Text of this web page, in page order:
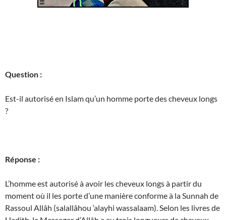
Question :
Est-il autorisé en Islam qu’un homme porte des cheveux longs
?
Réponse :
L’homme est autorisé à avoir les cheveux longs à partir du
moment où il les porte d’une manière conforme à la Sunnah de
Rassoul Allâh (salallâhou ‘alayhi wassalaam). Selon les livres de